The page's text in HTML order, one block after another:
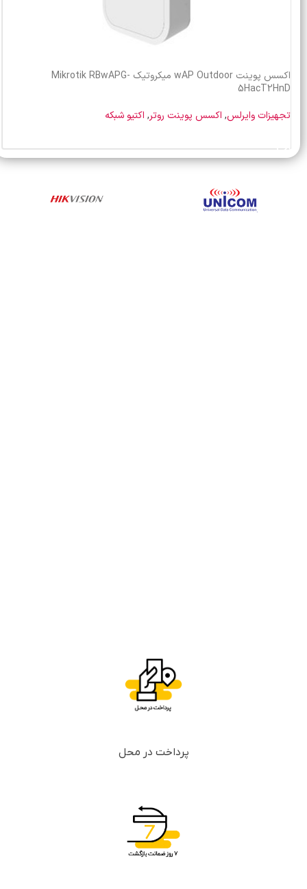
اکسس پوینت wAP Outdoor میکروتیک Mikrotik RBwAPG-
5HacT2HnD
تجهیزات وایرلس, اکسس پوینت روتر, اکتیو شبکه
پرداخت در محل